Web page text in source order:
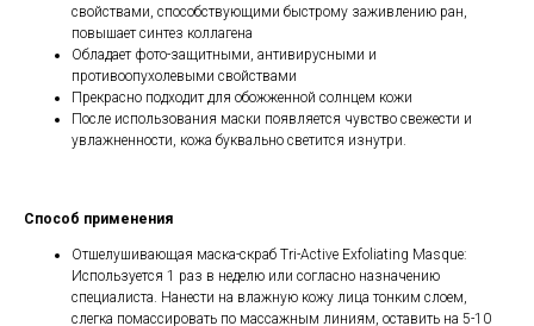
свойствами, способствующими быстрому заживлению ран,
повышает синтез коллагена
Обладает фото-защитными, антивирусными и
противоопухолевыми свойствами
Прекрасно подходит для обожженной солнцем кожи
После использования маски появляется чувство свежести и
увлажненности, кожа буквально светится изнутри.
Способ применения
Отшелушивающая маска-скраб Tri-Active Exfoliating Masque:
Используется 1 раз в неделю или согласно назначению
специалиста. Нанести на влажную кожу лица тонким слоем,
слегка помассировать по массажным линиям, оставить на 5-10